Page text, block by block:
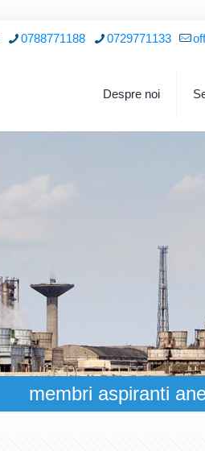
0788771188 0729771133
Despre noi
membri aspiranti